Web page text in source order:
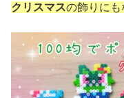
クリスマスの飾りにも